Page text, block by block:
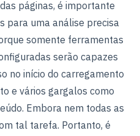
páginas, é importante
para uma análise precisa
somente ferramentas
serão capazes
no início do carregamento
e vários gargalos como
Embora nem todas as
tal tarefa. Portanto, é